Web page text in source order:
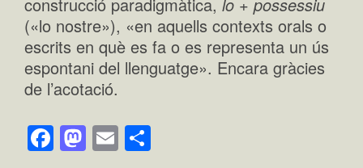
(«lo nostre»), «en aquells contexts orals o
escrits en què es fa o es representa un ús
espontani del llenguatge». Encara gràcies
de l’acotació.
Facebook
Mastodon
Email